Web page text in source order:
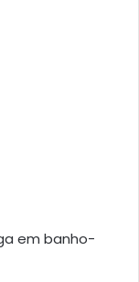
em banho-